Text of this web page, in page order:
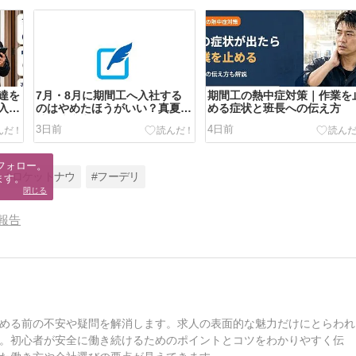
を
に
7月・8月に期間工へ入社する
のはやめたほうがいい？真夏入
3日前
期間工の熱中症対策｜作業を
める症状と班長への伝え方
4日前
#ロケットナウ #フーデリ
告
る前の不安や疑問を解消します。求人の表面的な魅力だけにとらわれ
初心者が安全に働き続けるためのポイントとコツをわかりやすく伝
ロー。
。
閉じる